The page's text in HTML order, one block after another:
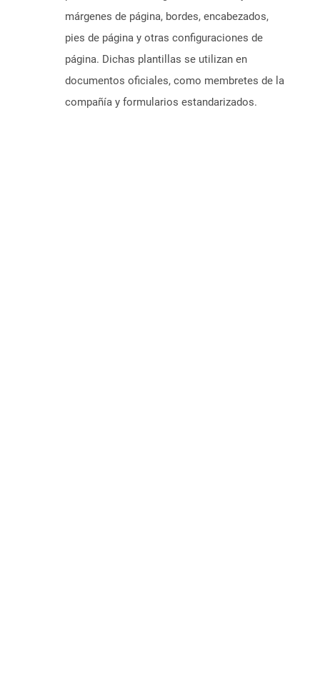
márgenes de página, bordes, encabezados,
pies de página y otras configuraciones de
página. Dichas plantillas se utilizan en
documentos oficiales, como membretes de la
compañía y formularios estandarizados.